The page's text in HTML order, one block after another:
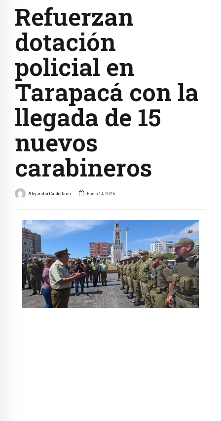
Refuerzan
dotación
policial en
Tarapacá con la
llegada de 15
nuevos
carabineros
Alejandra Castellano Enero 14, 2026